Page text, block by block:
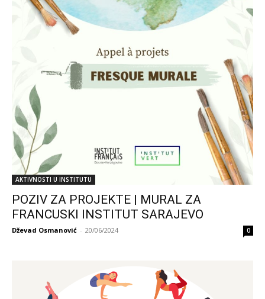
AKTIVNOSTI U INSTITUTU
POZIV ZA PROJEKTE | MURAL ZA
FRANCUSKI INSTITUT SARAJEVO
Dževad Osmanović - 20/06/2024 0